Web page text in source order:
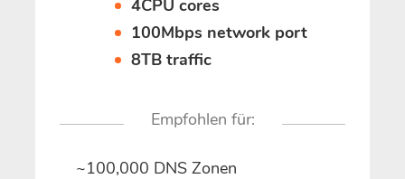
4CPU cores
100Mbps network port
8TB traffic
Empfohlen für:
~100,000 DNS Zonen